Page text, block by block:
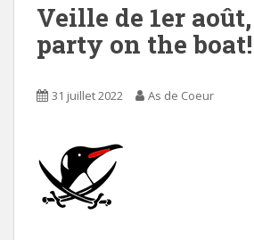
Veille de 1er
party on the boat!
31 juillet 2022 As de Coeur